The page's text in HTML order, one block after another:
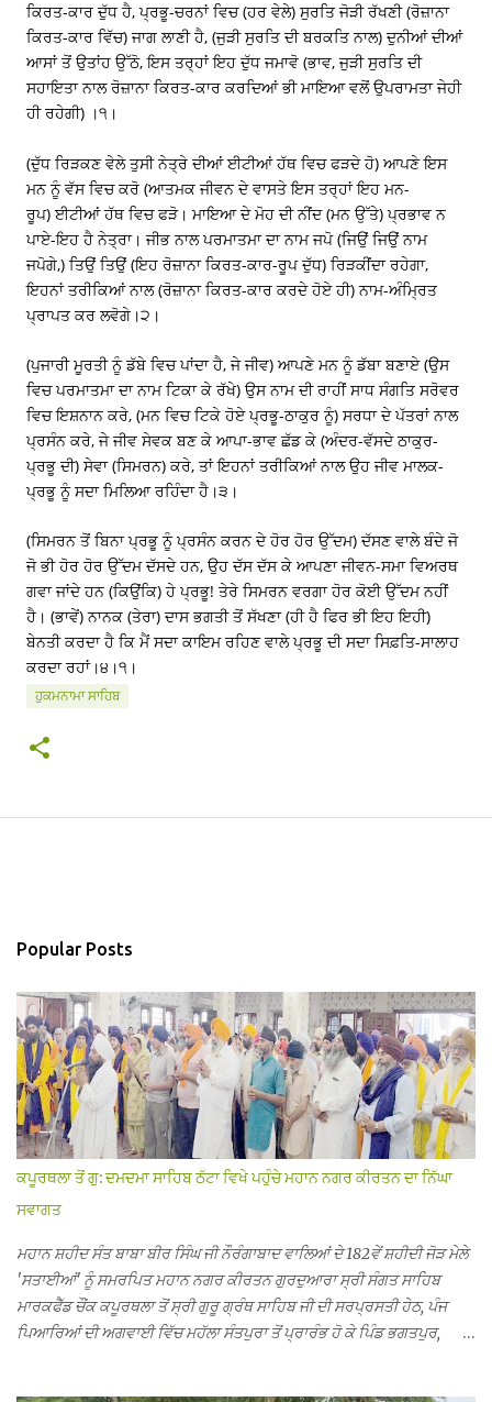
ਕਿਰਤ-ਕਾਰ ਦੁੱਧ ਹੈ, ਪ੍ਰਭੂ-ਚਰਨਾਂ ਵਿਚ (ਹਰ ਵੇਲੇ) ਸੁਰਤਿ ਜੋੜੀ ਰੱਖਣੀ (ਰੋਜ਼ਾਨਾ
ਕਿਰਤ-ਕਾਰ ਵਿੱਚ) ਜਾਗ ਲਾਣੀ ਹੈ, (ਜੁੜੀ ਸੁਰਤਿ ਦੀ ਬਰਕਤਿ ਨਾਲ) ਦੁਨੀਆਂ ਦੀਆਂ
ਆਸਾਂ ਤੋਂ ਉਤਾਂਹ ਉੱਠੋ, ਇਸ ਤਰ੍ਹਾਂ ਇਹ ਦੁੱਧ ਜਮਾਵੋ (ਭਾਵ, ਜੁੜੀ ਸੁਰਤਿ ਦੀ
ਸਹਾਇਤਾ ਨਾਲ ਰੋਜ਼ਾਨਾ ਕਿਰਤ-ਕਾਰ ਕਰਦਿਆਂ ਭੀ ਮਾਇਆ ਵਲੋਂ ਉਪਰਾਮਤਾ ਜੇਹੀ
ਹੀ ਰਹੇਗੀ) ।੧।
(ਦੁੱਧ ਰਿੜਕਣ ਵੇਲੇ ਤੁਸੀ ਨੇਤ੍ਰੇ ਦੀਆਂ ਈਟੀਆਂ ਹੱਥ ਵਿਚ ਫੜਦੇ ਹੋ) ਆਪਣੇ ਇਸ
ਮਨ ਨੂੰ ਵੱਸ ਵਿਚ ਕਰੋ (ਆਤਮਕ ਜੀਵਨ ਦੇ ਵਾਸਤੇ ਇਸ ਤਰ੍ਹਾਂ ਇਹ ਮਨ-
ਰੂਪ) ਈਟੀਆਂ ਹੱਥ ਵਿਚ ਫੜੋ। ਮਾਇਆ ਦੇ ਮੋਹ ਦੀ ਨੀਂਦ (ਮਨ ਉੱਤੇ) ਪ੍ਰਭਾਵ ਨ
ਪਾਏ-ਇਹ ਹੈ ਨੇਤ੍ਰਾ। ਜੀਭ ਨਾਲ ਪਰਮਾਤਮਾ ਦਾ ਨਾਮ ਜਪੋ (ਜਿਉਂ ਜਿਉਂ ਨਾਮ
ਜਪੋਗੇ,) ਤਿਉਂ ਤਿਉਂ (ਇਹ ਰੋਜ਼ਾਨਾ ਕਿਰਤ-ਕਾਰ-ਰੂਪ ਦੁੱਧ) ਰਿੜਕੀਂਦਾ ਰਹੇਗਾ,
ਇਹਨਾਂ ਤਰੀਕਿਆਂ ਨਾਲ (ਰੋਜ਼ਾਨਾ ਕਿਰਤ-ਕਾਰ ਕਰਦੇ ਹੋਏ ਹੀ) ਨਾਮ-ਅੰਮ੍ਰਿਤ
ਪ੍ਰਾਪਤ ਕਰ ਲਵੋਗੇ।੨।
(ਪੁਜਾਰੀ ਮੂਰਤੀ ਨੂੰ ਡੱਬੇ ਵਿਚ ਪਾਂਦਾ ਹੈ, ਜੇ ਜੀਵ) ਆਪਣੇ ਮਨ ਨੂੰ ਡੱਬਾ ਬਣਾਏ (ਉਸ
ਵਿਚ ਪਰਮਾਤਮਾ ਦਾ ਨਾਮ ਟਿਕਾ ਕੇ ਰੱਖੇ) ਉਸ ਨਾਮ ਦੀ ਰਾਹੀਂ ਸਾਧ ਸੰਗਤਿ ਸਰੋਵਰ
ਵਿਚ ਇਸ਼ਨਾਨ ਕਰੇ, (ਮਨ ਵਿਚ ਟਿਕੇ ਹੋਏ ਪ੍ਰਭੂ-ਠਾਕੁਰ ਨੂੰ) ਸਰਧਾ ਦੇ ਪੱਤਰਾਂ ਨਾਲ
ਪ੍ਰਸੰਨ ਕਰੇ, ਜੇ ਜੀਵ ਸੇਵਕ ਬਣ ਕੇ ਆਪਾ-ਭਾਵ ਛੱਡ ਕੇ (ਅੰਦਰ-ਵੱਸਦੇ ਠਾਕੁਰ-
ਪ੍ਰਭੂ ਦੀ) ਸੇਵਾ (ਸਿਮਰਨ) ਕਰੇ, ਤਾਂ ਇਹਨਾਂ ਤਰੀਕਿਆਂ ਨਾਲ ਉਹ ਜੀਵ ਮਾਲਕ-
ਪ੍ਰਭੂ ਨੂੰ ਸਦਾ ਮਿਲਿਆ ਰਹਿੰਦਾ ਹੈ।੩।
(ਸਿਮਰਨ ਤੋਂ ਬਿਨਾ ਪ੍ਰਭੂ ਨੂੰ ਪ੍ਰਸੰਨ ਕਰਨ ਦੇ ਹੋਰ ਹੋਰ ਉੱਦਮ) ਦੱਸਣ ਵਾਲੇ ਬੰਦੇ ਜੋ
ਜੋ ਭੀ ਹੋਰ ਹੋਰ ਉੱਦਮ ਦੱਸਦੇ ਹਨ, ਉਹ ਦੱਸ ਦੱਸ ਕੇ ਆਪਣਾ ਜੀਵਨ-ਸਮਾ ਵਿਅਰਥ
ਗਵਾ ਜਾਂਦੇ ਹਨ (ਕਿਉਂਕਿ) ਹੇ ਪ੍ਰਭੂ! ਤੇਰੇ ਸਿਮਰਨ ਵਰਗਾ ਹੋਰ ਕੋਈ ਉੱਦਮ ਨਹੀਂ
ਹੈ। (ਭਾਵੇਂ) ਨਾਨਕ (ਤੇਰਾ) ਦਾਸ ਭਗਤੀ ਤੋਂ ਸੱਖਣਾ (ਹੀ ਹੈ ਫਿਰ ਭੀ ਇਹ ਇਹੀ)
ਬੇਨਤੀ ਕਰਦਾ ਹੈ ਕਿ ਮੈਂ ਸਦਾ ਕਾਇਮ ਰਹਿਣ ਵਾਲੇ ਪ੍ਰਭੂ ਦੀ ਸਦਾ ਸਿਫ਼ਤਿ-ਸਾਲਾਹ
ਕਰਦਾ ਰਹਾਂ।੪।੧।
ਹੁਕਮਨਾਮਾ ਸਾਹਿਬ
Popular Posts
ਕਪੂਰਥਲਾ ਤੋਂ ਗੁ: ਦਮਦਮਾ ਸਾਹਿਬ ਠੱਟਾ ਵਿਖੇ ਪਹੁੰਚੇ ਮਹਾਨ ਨਗਰ ਕੀਰਤਨ ਦਾ ਨਿੱਘਾ
ਸਵਾਗਤ
ਮਹਾਨ ਸ਼ਹੀਦ ਸੰਤ ਬਾਬਾ ਬੀਰ ਸਿੰਘ ਜੀ ਨੌਰੰਗਾਬਾਦ ਵਾਲਿਆਂ ਦੇ 182ਵੇਂ ਸ਼ਹੀਦੀ ਜੋੜ ਮੇਲੇ
'ਸਤਾਈਆਂ' ਨੂੰ ਸਮਰਪਿਤ ਮਹਾਨ ਨਗਰ ਕੀਰਤਨ ਗੁਰਦੁਆਰਾ ਸ੍ਰੀ ਸੰਗਤ ਸਾਹਿਬ
ਮਾਰਕਫੈੱਡ ਚੌਂਕ ਕਪੂਰਥਲਾ ਤੋਂ ਸ੍ਰੀ ਗੁਰੂ ਗ੍ਰੰਥ ਸਾਹਿਬ ਜੀ ਦੀ ਸਰਪ੍ਰਸਤੀ ਹੇਠ, ਪੰਜ
ਪਿਆਰਿਆਂ ਦੀ ਅਗਵਾਈ ਵਿੱਚ ਮਹੱਲਾ ਸੰਤਪੁਰਾ ਤੋਂ ਪ੍ਰਾਰੰਭ ਹੋ ਕੇ ਪਿੰਡ ਭਗਤਪੁਰ,